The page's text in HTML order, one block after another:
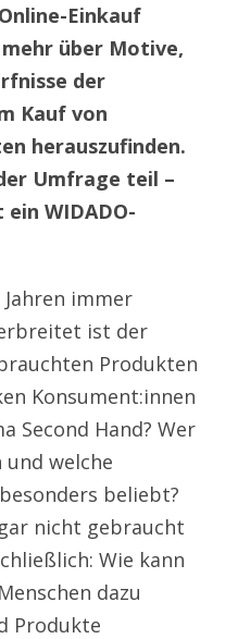
Einkauf
über Motive,
der
Kauf von
herauszufinden.
Umfrage teil –
WIDADO-
immer
ist der
Produkten
Konsument:innen
Second Hand? Wer
und welche
beliebt?
nicht gebraucht
Wie kann
dazu
Produkte